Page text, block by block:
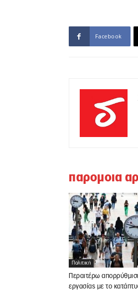
Facebook
παρομοια
Πολιτική
Περαιτέρω
εργασίας με το